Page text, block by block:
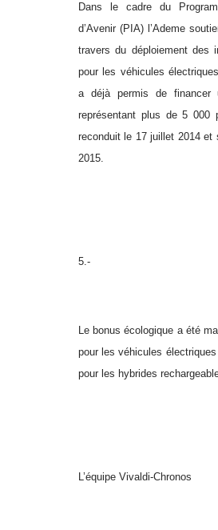
Dans le cadre du
d’Avenir (PIA) l’Ademe
travers du déploiement des
pour les véhicules
a déjà permis de financer
représentant plus de 5
reconduit le 17 juillet 2014 et
2015.
5.-
Le bonus écologique a été
pour les véhicules
pour les hybrides
L’équipe Vivaldi-Chronos